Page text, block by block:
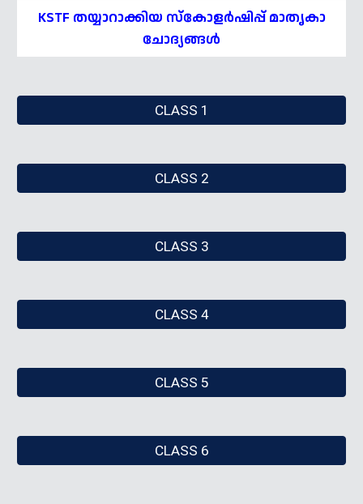
KSTF തയ്യാറാക്കിയ സ്കോളർഷിപ്പ് മാതൃകാ
ചോദ്യങ്ങൾ
CLASS 1
CLASS 2
CLASS 3
CLASS 4
CLASS 5
CLASS 6